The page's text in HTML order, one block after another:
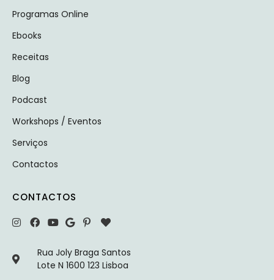
Programas Online
Ebooks
Receitas
Blog
Podcast
Workshops / Eventos
Serviços
Contactos
CONTACTOS
Rua Joly Braga Santos
Lote N 1600 123 Lisboa